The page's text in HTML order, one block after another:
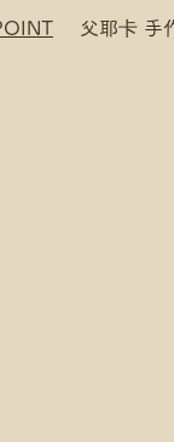
父耶卡 手